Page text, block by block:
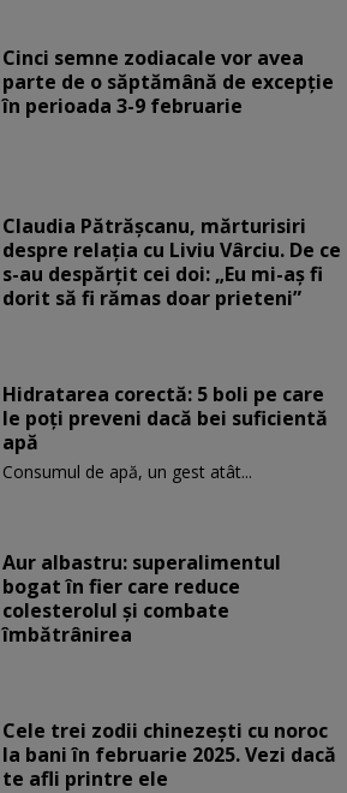
Cinci semne zodiacale vor avea
parte de o săptămână de excepție
în perioada 3-9 februarie
Claudia Pătrășcanu, mărturisiri
despre relația cu Liviu Vârciu. De ce
s-au despărțit cei doi: „Eu mi-aș fi
dorit să fi rămas doar prieteni”
Hidratarea corectă: 5 boli pe care
le poți preveni dacă bei suficientă
apă
Consumul de apă, un gest atât...
Aur albastru: superalimentul
bogat în fier care reduce
colesterolul și combate
îmbătrânirea
Cele trei zodii chinezești cu noroc
la bani în februarie 2025. Vezi dacă
te afli printre ele